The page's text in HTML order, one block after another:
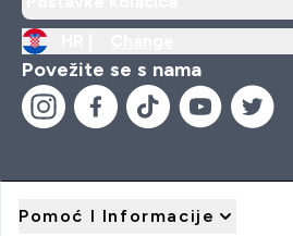
Povežite se s nama
Pomoć I Informacije